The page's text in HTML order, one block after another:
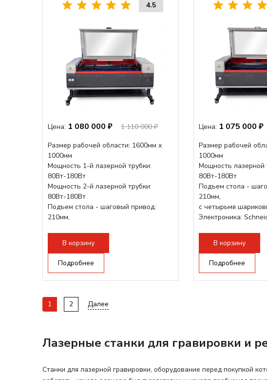
4.5
Цена: 1 080 000 ₽
1 110 000 ₽
Размер рабочей области: 1600мм x
1000мм
Мощность 1-й лазерной трубки:
80Вт-180Вт
Мощность 2-й лазерной трубки:
80Вт-180Вт
Подъем стола - шаговый привод:
210мм,
Проводка:...
В корзину
Подробнее
Цена: 1 075 000 ₽
Размер рабочей
1000мм
Мощность лазерной
80Вт-180Вт
Подъем стола -
210мм,
с четырьмя
Электроника:
В корзину
Подробнее
1 2 Далее
Лазерные станки для гравировки и
Станки для лазерной гравировки, оборудование перед покупкой